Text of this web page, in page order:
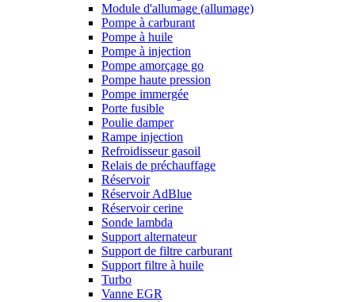
Module d'allumage (allumage)
Pompe à carburant
Pompe à huile
Pompe à injection
Pompe amorçage go
Pompe haute pression
Pompe immergée
Porte fusible
Poulie damper
Rampe injection
Refroidisseur gasoil
Relais de préchauffage
Réservoir
Réservoir AdBlue
Réservoir cerine
Sonde lambda
Support alternateur
Support de filtre carburant
Support filtre à huile
Turbo
Vanne EGR